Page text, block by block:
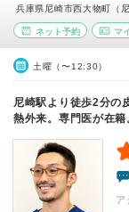
兵庫県尼崎市西大物町（
ネット予約 マ
土曜（〜12:30）
尼崎駅より徒歩2分の
熱外来。専門医が在